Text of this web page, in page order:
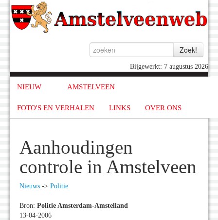
Bijgewerkt: 7 augustus 2026
NIEUW AMSTELVEEN
FOTO'S EN VERHALEN LINKS OVER ONS
Aanhoudingen
controle in Amstelveen
Nieuws -> Politie
Bron: Politie Amsterdam-Amstelland
13-04-2006